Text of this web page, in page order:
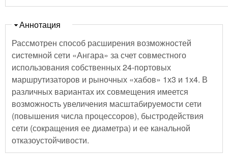
Скрыть
Аннотация
Рассмотрен способ расширения возможностей
системной сети «Ангара» за счет совместного
использования собственных 24-портовых
маршрутизаторов и рыночных «хабов» 1х3 и 1х4. В
различных вариантах их совмещения имеется
возможность увеличения масштабируемости сети
(повышения числа процессоров), быстродействия
сети (сокращения ее диаметра) и ее канальной
отказоустойчивости.